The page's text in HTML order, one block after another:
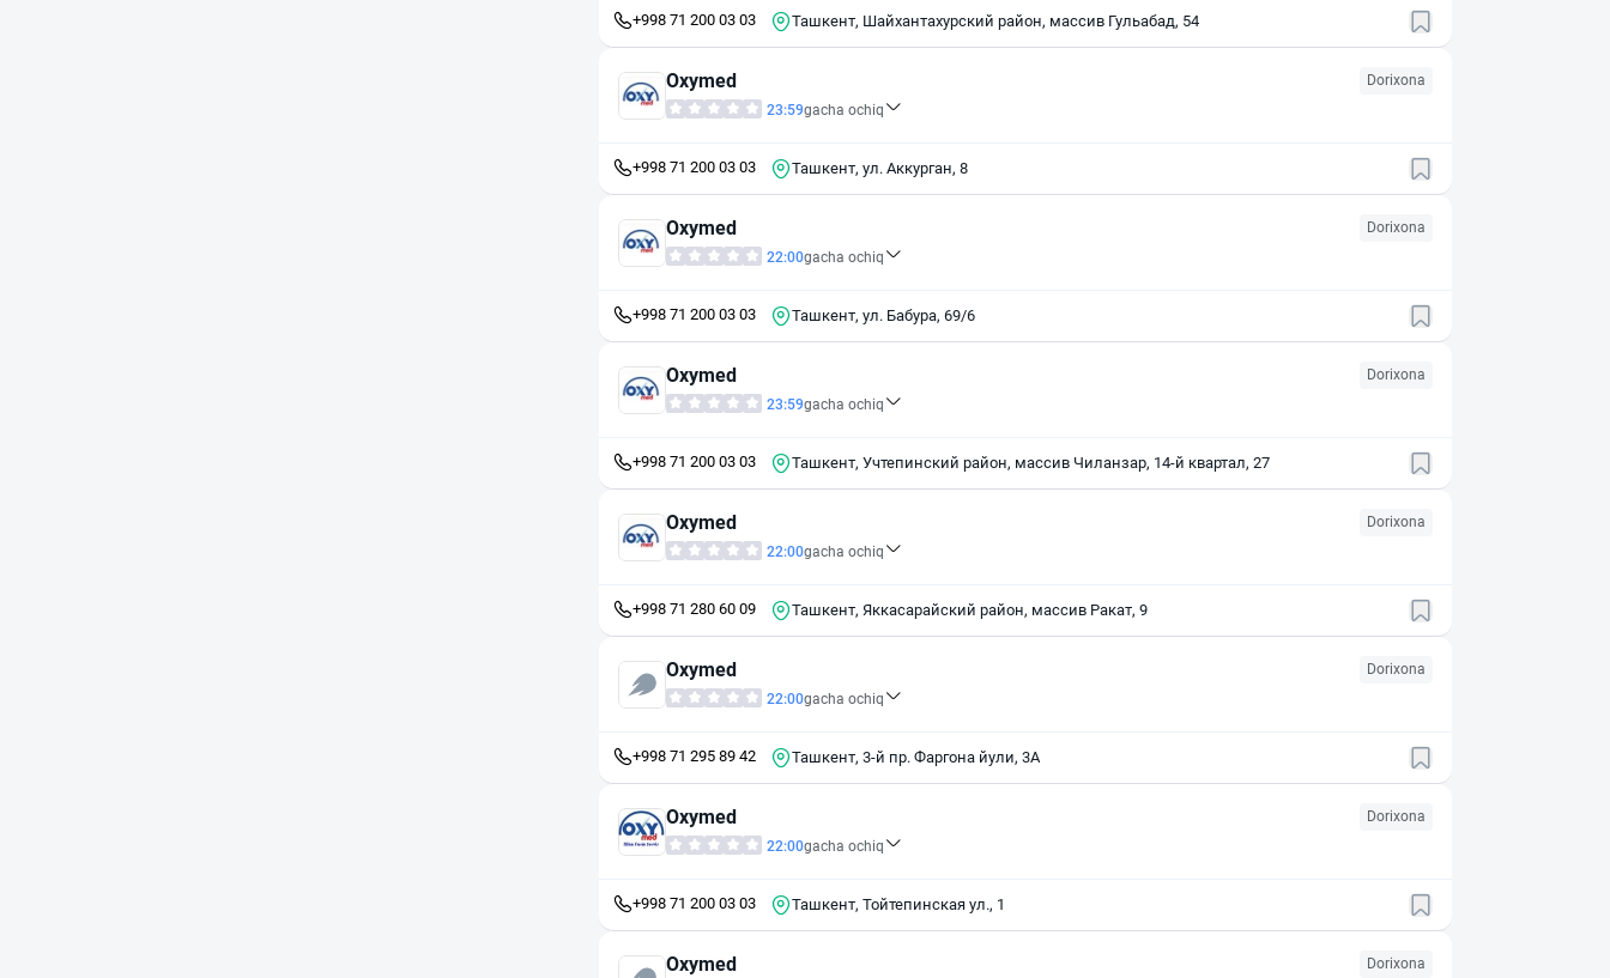
+998 71 200 03 03 Ташкент, Шайхантахурский район, массив Гульабад, 54
Oxymed
Dorixona
23:59gacha ochiq
+998 71 200 03 03 Ташкент, ул. Аккурган, 8
Oxymed
Dorixona
22:00gacha ochiq
+998 71 200 03 03 Ташкент, ул. Бабура, 69/6
Oxymed
Dorixona
23:59gacha ochiq
+998 71 200 03 03 Ташкент, Учтепинский район, массив Чиланзар, 14-й квартал, 27
Oxymed
Dorixona
22:00gacha ochiq
+998 71 280 60 09 Ташкент, Яккасарайский район, массив Ракат, 9
Oxymed
Dorixona
22:00gacha ochiq
+998 71 295 89 42 Ташкент, 3-й пр. Фаргона йули, 3А
Oxymed
Dorixona
22:00gacha ochiq
+998 71 200 03 03 Ташкент, Тойтепинская ул., 1
Oxymed
Dorixona